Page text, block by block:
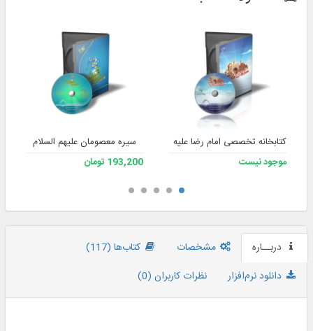
کتابخانه تخصصی امام رضا علیه السلام 1
موجود نیست
سیره معصومان علیهم السلام
193,200 تومان
دربــاره مشخصات
کتاب‌ها (117)
دانلود نرم‌افزار
نظرات کاربران (0)